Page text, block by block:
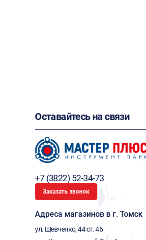
Оставайтесь на связи
+7 (3822) 52-34-73
Заказать звонок
Адреса магазинов в г. Томск
ул. Шевченко, 44 ст. 46